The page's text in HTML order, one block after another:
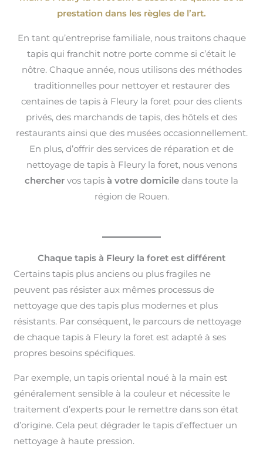
prestation dans les règles de l’art.
En tant qu’entreprise familiale, nous traitons chaque
tapis qui franchit notre porte comme si c’était le
nôtre. Chaque année, nous utilisons des méthodes
traditionnelles pour nettoyer et restaurer des
centaines de tapis à Fleury la foret pour des clients
privés, des marchands de tapis, des hôtels et des
restaurants ainsi que des musées occasionnellement.
En plus, d’offrir des services de réparation et de
nettoyage de tapis à Fleury la foret, nous venons
chercher vos tapis à votre domicile dans toute la
région de Rouen.
Chaque tapis à Fleury la foret est différent
Certains tapis plus anciens ou plus fragiles ne
peuvent pas résister aux mêmes processus de
nettoyage que des tapis plus modernes et plus
résistants. Par conséquent, le parcours de nettoyage
de chaque tapis à Fleury la foret est adapté à ses
propres besoins spécifiques.
Par exemple, un tapis oriental noué à la main est
généralement sensible à la couleur et nécessite le
traitement d’experts pour le remettre dans son état
d’origine. Cela peut dégrader le tapis d’effectuer un
nettoyage à haute pression.